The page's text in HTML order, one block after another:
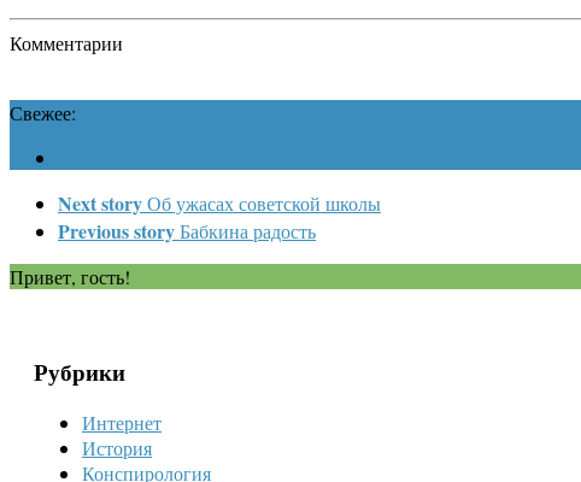
Комментарии
Свежее:
Next storyОб ужасах советской школы
Previous storyБабкина радость
Привет, гость!
Рубрики
Интернет
История
Конспирология